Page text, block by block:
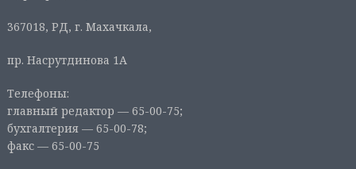
367018, РД, г. Махачкала,
пр. Насрутдинова 1А
Телефоны:
главный редактор — 65-00-75;
бухгалтерия — 65-00-78;
факс — 65-00-75